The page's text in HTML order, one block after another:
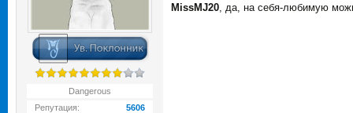
Dangerous
Репутация:
5606
MissMJ20 , да, на себя-любимую